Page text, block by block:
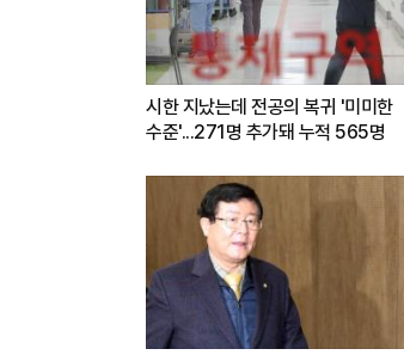
시한 지났는데 전공의 복귀 '미미한
수준'...271명 추가돼 누적 565명